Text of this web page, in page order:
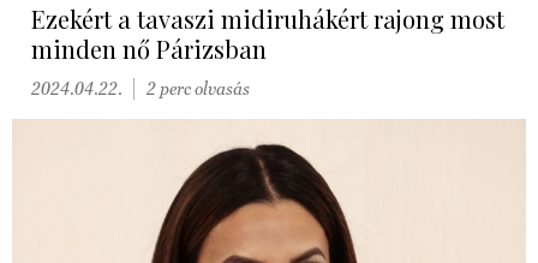
Ezekért a tavaszi midiruhákért rajong most
minden nő Párizsban
2024.04.22. 2 perc olvasás